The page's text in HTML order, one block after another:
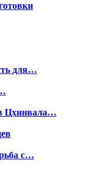
для…
Цхинвала…
с…